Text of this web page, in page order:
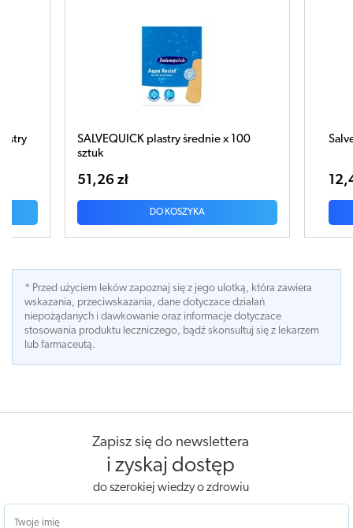
100 Salvequick Barbie plastry x 14 sztuk
12,47 zł
DO KOSZYKA
* Przed użyciem leków zapoznaj się z jego ulotką, która zawiera
wskazania, przeciwskazania, dane dotyczace działań
niepożądanych i dawkowanie oraz informacje dotyczace
stosowania produktu leczniczego, bądź skonsultuj się z lekarzem
lub farmaceutą.
Zapisz się do newslettera
i zyskaj dostęp
do szerokiej wiedzy o zdrowiu